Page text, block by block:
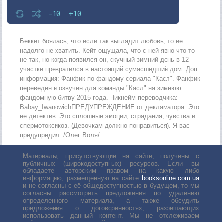
-10 +10
Беккет боялась, что если так выглядит любовь, то ее
надолго не хватить. Кейт ощущала, что с ней явно что-то
не так, но когда появился он, скучный зимний день в 12
участке превратился в настоящий сумасшедший дом. Доп.
информация: Фанфик по фандому сериала "Касл". Фанфик
переведен и озвучен для команды "Касл" на зимнюю
фандомную битву 2015 года. Никнейм переводчика:
Babay_IwanowichПРЕДУПРЕЖДЕНИЕ от декламатора: Это
не детектив. Это сплошные эмоции, страдания, чувства и
спермотоксикоз. (Девочкам должно понравиться). Я вас
предупредил. /Олег Воля/
Материалы, присутствующие на сайте, получены с
публичных (широкодоступных) ресурсов. Если вы
обладаете авторским правом на какую либо
информацию, размещенную на сайте booksonline.com.ua
и не согласны с её общедоступностью в будущем, то мы
согласны рассмотреть предложения по удалению
определенного материала, а также обсудить
предложения о договоренностях, разрешающих
использовать данный контент. Мы не отслеживаем